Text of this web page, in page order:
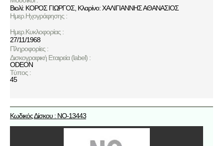
Βιολί: ΚΟΡΟΣ ΓΙΩΡΓΟΣ, Κλαρίνο: ΧΑΛΙΓΙΑΝΝΗΣ ΑΘΑΝΑΣΙΟΣ
Ημερ.Ηχογράφησης :
Ημερ.Κυκλοφορίας :
27/11/1968
Πληροφορίες :
Δισκογραφική Εταιρεία (label) :
ODEON
Τύπος :
45
Κωδικός Δίσκου : NO-13443